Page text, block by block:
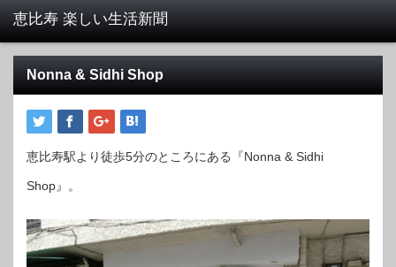
Nonna & Sidhi Shop
恵比寿駅より徒歩5分のところにある『Nonna & Sidhi
Shop』。